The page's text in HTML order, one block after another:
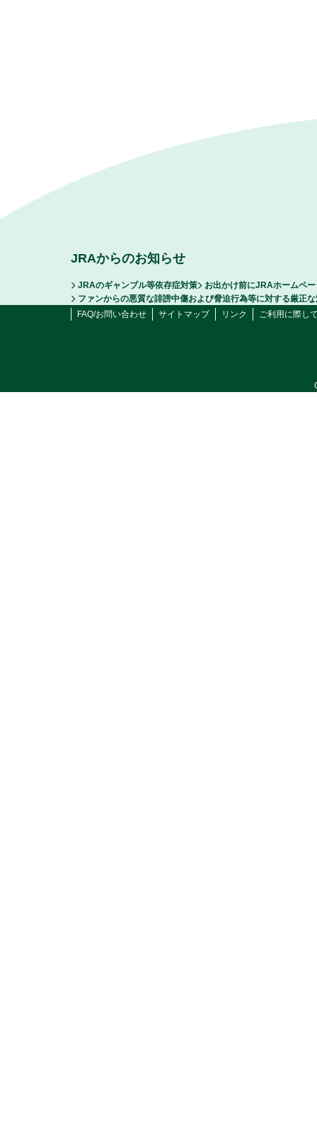
JRAからのお知らせ
JRAのギャンブル等依存症対策
お出かけ前にJRAホームペ
ファンからの悪質な誹謗中傷および脅迫行為等に対する厳正
FAQ/お問い合わせ
サイトマップ リンク ご利用に際し